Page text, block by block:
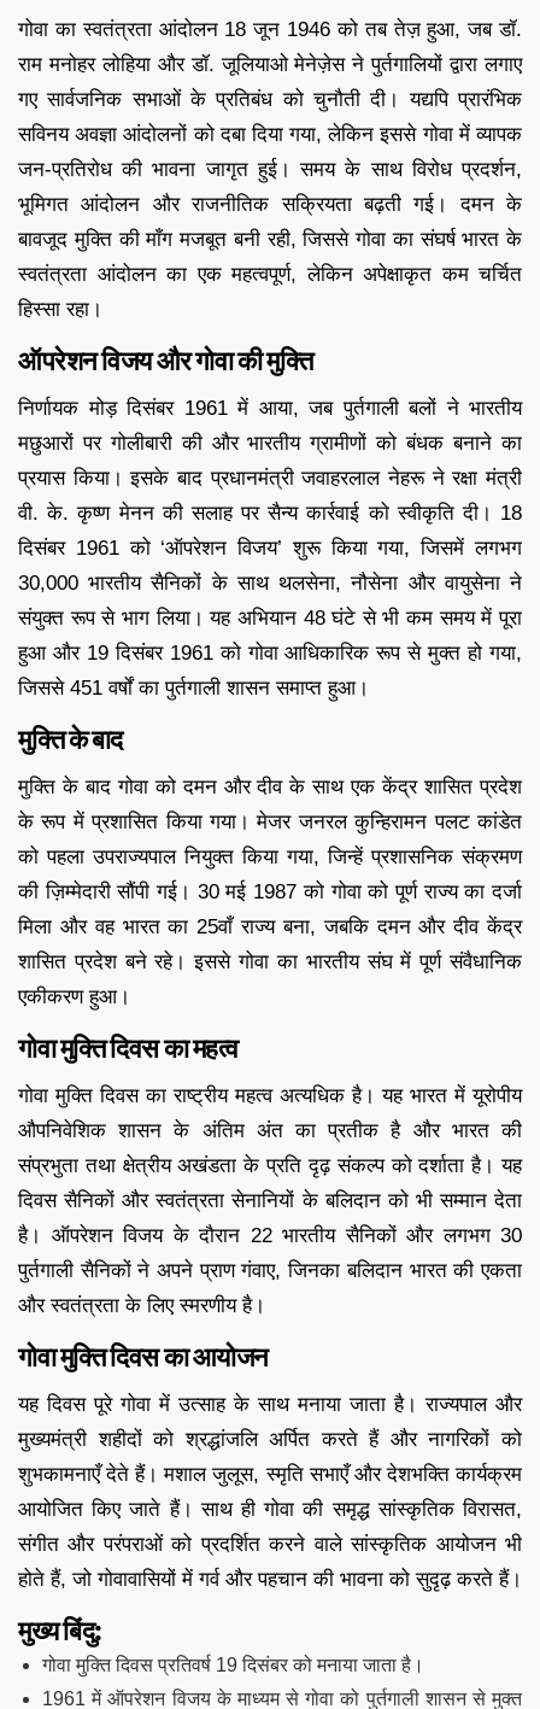
गोवा का स्वतंत्रता आंदोलन 18 जून 1946 को तब तेज़ हुआ, जब डॉ.
राम मनोहर लोहिया और डॉ. जूलियाओ मेनेज़ेस ने पुर्तगालियों द्वारा लगाए
गए सार्वजनिक सभाओं के प्रतिबंध को चुनौती दी। यद्यपि प्रारंभिक
सविनय अवज्ञा आंदोलनों को दबा दिया गया, लेकिन इससे गोवा में व्यापक
जन-प्रतिरोध की भावना जागृत हुई। समय के साथ विरोध प्रदर्शन,
भूमिगत आंदोलन और राजनीतिक सक्रियता बढ़ती गई। दमन के
बावजूद मुक्ति की माँग मजबूत बनी रही, जिससे गोवा का संघर्ष भारत के
स्वतंत्रता आंदोलन का एक महत्वपूर्ण, लेकिन अपेक्षाकृत कम चर्चित
हिस्सा रहा।
ऑपरेशन विजय और गोवा की मुक्ति
निर्णायक मोड़ दिसंबर 1961 में आया, जब पुर्तगाली बलों ने भारतीय
मछुआरों पर गोलीबारी की और भारतीय ग्रामीणों को बंधक बनाने का
प्रयास किया। इसके बाद प्रधानमंत्री जवाहरलाल नेहरू ने रक्षा मंत्री
वी. के. कृष्ण मेनन की सलाह पर सैन्य कार्रवाई को स्वीकृति दी। 18
दिसंबर 1961 को ‘ऑपरेशन विजय’ शुरू किया गया, जिसमें लगभग
30,000 भारतीय सैनिकों के साथ थलसेना, नौसेना और वायुसेना ने
संयुक्त रूप से भाग लिया। यह अभियान 48 घंटे से भी कम समय में पूरा
हुआ और 19 दिसंबर 1961 को गोवा आधिकारिक रूप से मुक्त हो गया,
जिससे 451 वर्षों का पुर्तगाली शासन समाप्त हुआ।
मुक्ति के बाद
मुक्ति के बाद गोवा को दमन और दीव के साथ एक केंद्र शासित प्रदेश
के रूप में प्रशासित किया गया। मेजर जनरल कुन्हिरामन पलट कांडेत
को पहला उपराज्यपाल नियुक्त किया गया, जिन्हें प्रशासनिक संक्रमण
की ज़िम्मेदारी सौंपी गई। 30 मई 1987 को गोवा को पूर्ण राज्य का दर्जा
मिला और वह भारत का 25वाँ राज्य बना, जबकि दमन और दीव केंद्र
शासित प्रदेश बने रहे। इससे गोवा का भारतीय संघ में पूर्ण संवैधानिक
एकीकरण हुआ।
गोवा मुक्ति दिवस का महत्व
गोवा मुक्ति दिवस का राष्ट्रीय महत्व अत्यधिक है। यह भारत में यूरोपीय
औपनिवेशिक शासन के अंतिम अंत का प्रतीक है और भारत की
संप्रभुता तथा क्षेत्रीय अखंडता के प्रति दृढ़ संकल्प को दर्शाता है। यह
दिवस सैनिकों और स्वतंत्रता सेनानियों के बलिदान को भी सम्मान देता
है। ऑपरेशन विजय के दौरान 22 भारतीय सैनिकों और लगभग 30
पुर्तगाली सैनिकों ने अपने प्राण गंवाए, जिनका बलिदान भारत की एकता
और स्वतंत्रता के लिए स्मरणीय है।
गोवा मुक्ति दिवस का आयोजन
यह दिवस पूरे गोवा में उत्साह के साथ मनाया जाता है। राज्यपाल और
मुख्यमंत्री शहीदों को श्रद्धांजलि अर्पित करते हैं और नागरिकों को
शुभकामनाएँ देते हैं। मशाल जुलूस, स्मृति सभाएँ और देशभक्ति कार्यक्रम
आयोजित किए जाते हैं। साथ ही गोवा की समृद्ध सांस्कृतिक विरासत,
संगीत और परंपराओं को प्रदर्शित करने वाले सांस्कृतिक आयोजन भी
होते हैं, जो गोवावासियों में गर्व और पहचान की भावना को सुदृढ़ करते हैं।
मुख्य बिंदु:
गोवा मुक्ति दिवस प्रतिवर्ष 19 दिसंबर को मनाया जाता है।
1961 में ऑपरेशन विजय के माध्यम से गोवा को पुर्तगाली शासन से मुक्त